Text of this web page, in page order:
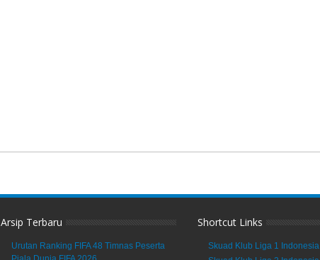
Arsip Terbaru
Urutan Ranking FIFA 48 Timnas Peserta
Shortcut Links
Skuad Klub Liga 1 Indonesia